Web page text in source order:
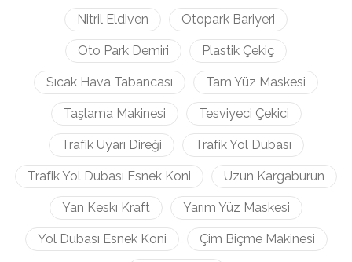
Nitril Eldiven Otopark Bariyeri
Oto Park Demiri Plastik Çekiç
Sıcak Hava Tabancası Tam Yüz Maskesi
Taşlama Makinesi Tesviyeci Çekici
Trafik Uyarı Direği Trafik Yol Dubası
Trafik Yol Dubası Esnek Koni Uzun Kargaburun
Yan Keskı Kraft Yarım Yüz Maskesi
Yol Dubası Esnek Koni Çim Biçme Makinesi